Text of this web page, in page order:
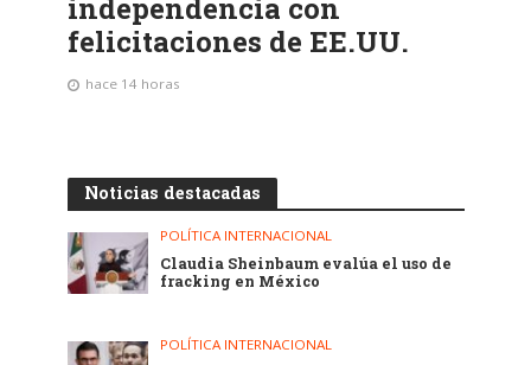
independencia con
felicitaciones de EE.UU.
hace 14 horas
Noticias destacadas
POLÍTICA INTERNACIONAL
Claudia Sheinbaum evalúa el uso de
fracking en México
POLÍTICA INTERNACIONAL